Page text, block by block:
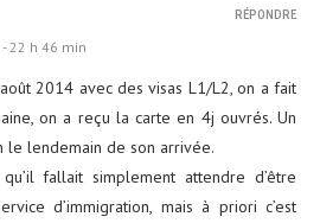
22 h 46 min
2014 avec des visas L1/L2, on a fait
on a reçu la carte en 4j ouvrés. Un
lendemain de son arrivée.
fallait simplement attendre d’être
d’immigration, mais à priori c’est
RÉPONDRE